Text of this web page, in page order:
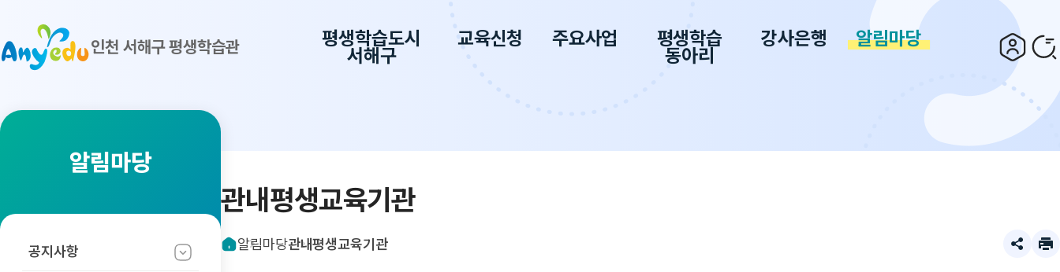
인천 서해구 평생학습관 평생학습도시
서해구
교육신청 주요사업 평생학습
동아리
강사은행 알림마당
알림마당
공지사항
관내평생교육기관
알림마당관내평생교육기관